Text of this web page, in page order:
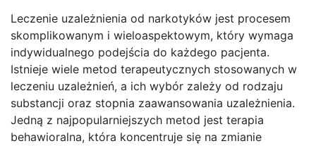
Leczenie uzależnienia od narkotyków jest procesem
skomplikowanym i wieloaspektowym, który wymaga
indywidualnego podejścia do każdego pacjenta.
Istnieje wiele metod terapeutycznych stosowanych w
leczeniu uzależnień, a ich wybór zależy od rodzaju
substancji oraz stopnia zaawansowania uzależnienia.
Jedną z najpopularniejszych metod jest terapia
behawioralna, która koncentruje się na zmianie